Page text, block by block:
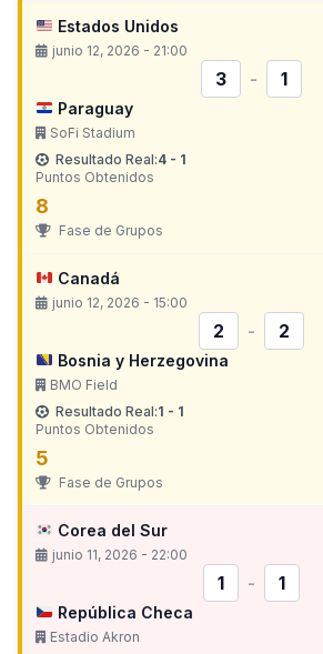
Estados Unidos
junio 12, 2026 - 21:00
3 - 1
Paraguay
SoFi Stadium
Resultado Real:4 - 1
Puntos Obtenidos
8
Fase de Grupos
Canadá
junio 12, 2026 - 15:00
2 - 2
Bosnia y Herzegovina
BMO Field
Resultado Real:1 - 1
Puntos Obtenidos
5
Fase de Grupos
Corea del Sur
junio 11, 2026 - 22:00
1 - 1
República Checa
Estadio Akron